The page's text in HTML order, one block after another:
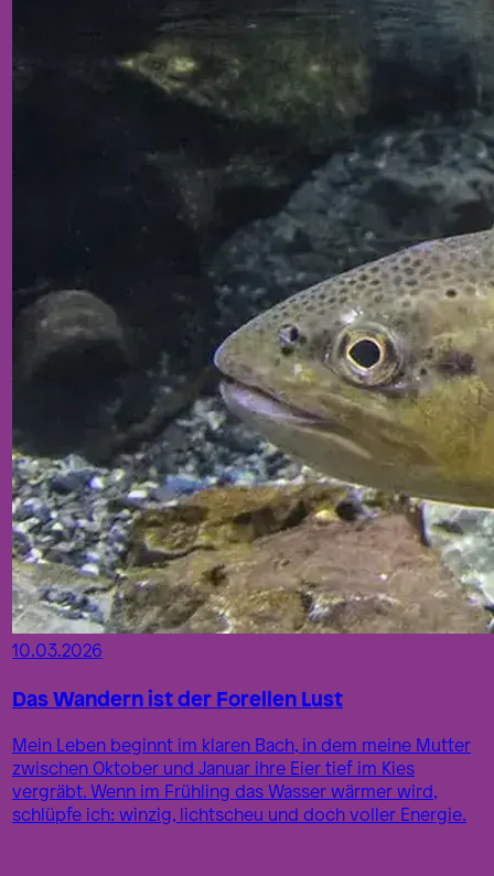
10.03.2026
Das Wandern ist der Forellen Lust
Mein Leben beginnt im klaren Bach, in dem meine Mutter
zwischen Oktober und Januar ihre Eier tief im Kies
vergräbt. Wenn im Frühling das Wasser wärmer wird,
schlüpfe ich: winzig, lichtscheu und doch voller Energie.